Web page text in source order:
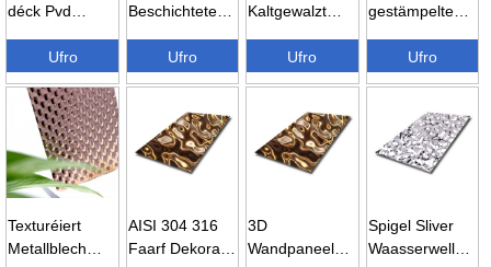
déck Pvd
Spigelfinish
Faarf ...
Ufro
Beschichtete
Edelstahl Sch...
Ufro
Kaltgewalzt
Dekoratiouns...
Ufro
gestämpelte
Ufro
Texturéiert
Metallblech
AISI 304 316
Faarf Dekorativ
3D
Wandpaneel
Spigel Sliver
Waasserwelle